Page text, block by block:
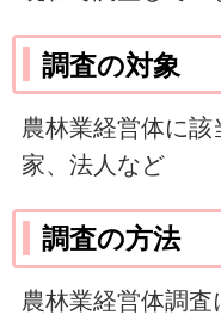
調査の対象
農林業経営体に
家、法人など
調査の方法
農林業経営体調